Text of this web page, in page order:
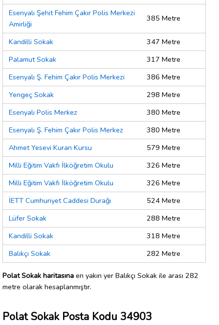
Esenyalı Şehit Fehim Çakır Polis Merkezi
Amirliği
385 Metre
Kandilli Sokak
347 Metre
Palamut Sokak
317 Metre
Esenyalı Ş. Fehim Çakır Polis Merkezi
386 Metre
Yengeç Sokak
298 Metre
Esenyalı Polis Merkez
380 Metre
Esenyalı Ş. Fehim Çakır Polis Merkez
380 Metre
Ahmet Yesevi Kuran Kursu
579 Metre
Milli Eğitim Vakfı İlköğretim Okulu
326 Metre
Milli Eğitim Vakfı İlköğretim Okulu
326 Metre
İETT Cumhuriyet Caddesi Durağı
524 Metre
Lüfer Sokak
288 Metre
Kandilli Sokak
318 Metre
Balıkçı Sokak
282 Metre
Polat Sokak haritasına en yakın yer Balıkçı Sokak ile arası 282
metre olarak hesaplanmıştır.
Polat Sokak Posta Kodu 34903